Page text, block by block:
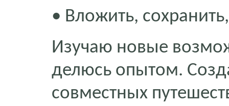
• Вложить,
Изучаю новые
делюсь опытом.
совместных